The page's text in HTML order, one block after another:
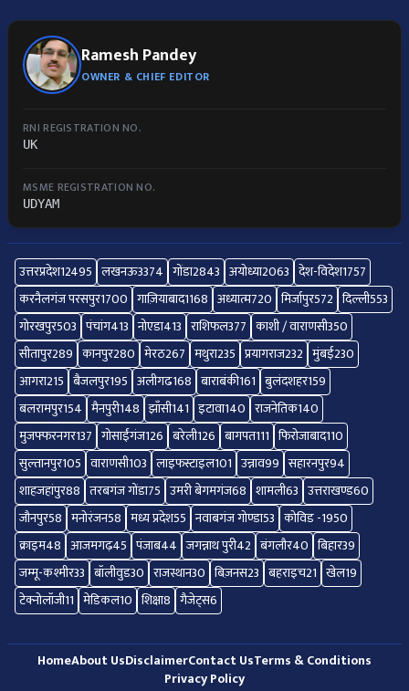
Ramesh Pandey
OWNER & CHIEF EDITOR
RNI REGISTRATION NO.
UK
MSME REGISTRATION NO.
UDYAM
उत्तरप्रदेश12495 लखनऊ3374 गोंडा2843 अयोध्या2063 देश-विदेश1757
करनैलगंज परसपुर1700 गाज़ियाबाद1168 अध्यात्म720 मिर्जापुर572 दिल्ली553
गोरखपुर503 पंचांग413 नोएडा413 राशिफल377 काशी / वाराणसी350
सीतापुर289 कानपुर280 मेरठ267 मथुरा235 प्रयागराज232 मुंबई230
आगरा215 बैजलपुर195 अलीगढ168 बाराबंकी161 बुलंदशहर159
बलरामपुर154 मैनपुरी148 झाँसी141 इटावा140 राजनेतिक140
मुजफ्फरनगर137 गोसाईंगंज126 बरेली126 बागपत111 फिरोजाबाद110
सुल्तानपुर105 वाराणसी103 लाइफस्टाइल101 उन्नाव99 सहारनपुर94
शाहजहांपुर88 तरबगंज गोंडा75 उमरी बेगमगंज68 शामली63 उत्तराखण्ड60
जौनपुर58 मनोरंजन58 मध्य प्रदेश55 नवाबगंज गोण्डा53 कोविड -1950
क्राइम48 आजमगढ़45 पंजाब44 जगन्नाथ पुरी42 बंगलौर40 बिहार39
जम्मू-कश्मीर33 बॉलीवुड30 राजस्थान30 बिज़नस23 बहराइच21 खेल19
टेक्नोलॉजी11 मेडिकल10 शिक्षा8 गैजेट्स6
HomeAbout UsDisclaimerContact UsTerms & Conditions
Privacy Policy